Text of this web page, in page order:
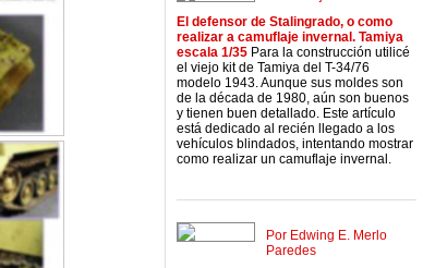
El defensor de Stalingrado, o como
realizar a camuflaje invernal. Tamiya
escala 1/35 Para la construcción utilicé
el viejo kit de Tamiya del T-34/76
modelo 1943. Aunque sus moldes son
de la década de 1980, aún son buenos
y tienen buen detallado. Este artículo
está dedicado al recién llegado a los
vehículos blindados, intentando mostrar
como realizar un camuflaje invernal.
Por Edwing E. Merlo
Paredes